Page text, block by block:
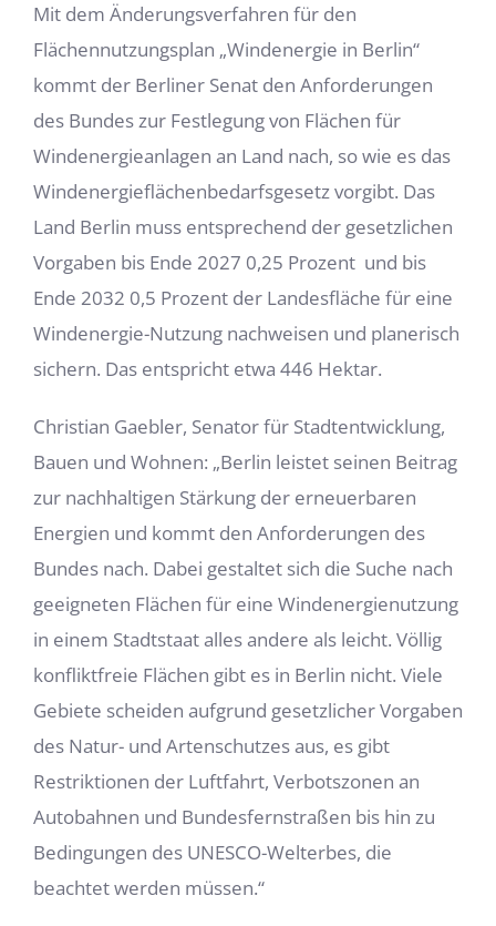
Mit dem Änderungsverfahren für den
Flächennutzungsplan „Windenergie in Berlin“
kommt der Berliner Senat den Anforderungen
des Bundes zur Festlegung von Flächen für
Windenergieanlagen an Land nach, so wie es das
Windenergieflächenbedarfsgesetz vorgibt. Das
Land Berlin muss entsprechend der gesetzlichen
Vorgaben bis Ende 2027 0,25 Prozent und bis
Ende 2032 0,5 Prozent der Landesfläche für eine
Windenergie-Nutzung nachweisen und planerisch
sichern. Das entspricht etwa 446 Hektar.
Christian Gaebler, Senator für Stadtentwicklung,
Bauen und Wohnen: „Berlin leistet seinen Beitrag
zur nachhaltigen Stärkung der erneuerbaren
Energien und kommt den Anforderungen des
Bundes nach. Dabei gestaltet sich die Suche nach
geeigneten Flächen für eine Windenergienutzung
in einem Stadtstaat alles andere als leicht. Völlig
konfliktfreie Flächen gibt es in Berlin nicht. Viele
Gebiete scheiden aufgrund gesetzlicher Vorgaben
des Natur- und Artenschutzes aus, es gibt
Restriktionen der Luftfahrt, Verbotszonen an
Autobahnen und Bundesfernstraßen bis hin zu
Bedingungen des UNESCO-Welterbes, die
beachtet werden müssen.“